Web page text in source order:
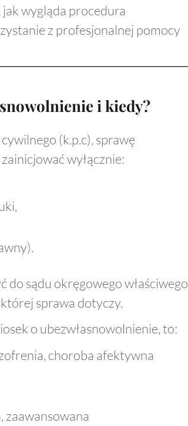
jak wygląda procedura
z profesjonalnej pomocy
i kiedy?
(k.p.c), sprawę
wyłącznie:
do sądu okręgowego właściwego
której sprawa dotyczy.
o ubezwłasnowolnienie, to:
choroba afektywna
zaawansowana